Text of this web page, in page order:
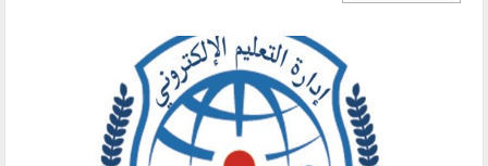
امتحان
الجزء
الاول
مارس
2022